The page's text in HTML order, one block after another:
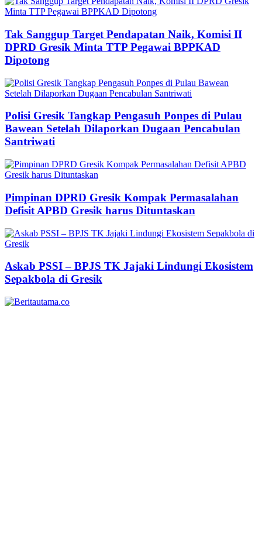
Tak Sanggup Target Pendapatan Naik, Komisi II
DPRD Gresik Minta TTP Pegawai BPPKAD
Dipotong
Polisi Gresik Tangkap Pengasuh Ponpes di Pulau
Bawean Setelah Dilaporkan Dugaan Pencabulan
Santriwati
Pimpinan DPRD Gresik Kompak Permasalahan
Defisit APBD Gresik harus Dituntaskan
Askab PSSI – BPJS TK Jajaki Lindungi Ekosistem
Sepakbola di Gresik